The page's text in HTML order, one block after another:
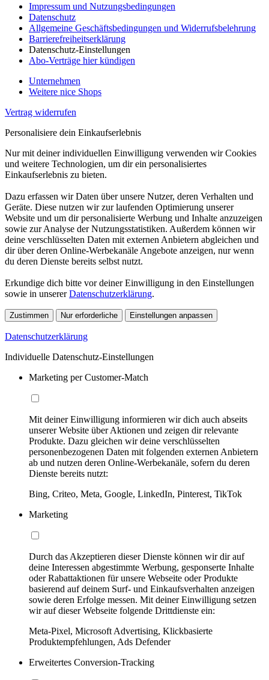
Impressum und Nutzungsbedingungen
Datenschutz
Allgemeine Geschäftsbedingungen und Widerrufsbelehrung
Barrierefreiheitserklärung
Datenschutz-Einstellungen
Abo-Verträge hier kündigen
Unternehmen
Weitere nice Shops
Vertrag widerrufen
Personalisiere dein Einkaufserlebnis
Nur mit deiner individuellen Einwilligung verwenden wir Cookies
und weitere Technologien, um dir ein personalisiertes
Einkaufserlebnis zu bieten.
Dazu erfassen wir Daten über unsere Nutzer, deren Verhalten und
Geräte. Diese nutzen wir zur laufenden Optimierung unserer
Website und um dir personalisierte Werbung und Inhalte anzuzeigen
sowie zur Analyse der Nutzungsstatistiken. Außerdem können wir
deine verschlüsselten Daten mit externen Anbietern abgleichen und
dir über deren Online-Werbekanäle Angebote anzeigen, nur wenn
du deren Dienste bereits selbst nutzt.
Erkundige dich bitte vor deiner Einwilligung in den Einstellungen
sowie in unsererDatenschutzerklärung.
Zustimmen Nur erforderliche Einstellungen anpassen
Datenschutzerklärung
Individuelle Datenschutz-Einstellungen
Marketing per Customer-Match
Mit deiner Einwilligung informieren wir dich auch abseits
unserer Website über Aktionen und zeigen dir relevante
Produkte. Dazu gleichen wir deine verschlüsselten
personenbezogenen Daten mit folgenden externen Anbietern
ab und nutzen deren Online-Werbekanäle, sofern du deren
Dienste bereits nutzt:
Bing, Criteo, Meta, Google, LinkedIn, Pinterest, TikTok
Marketing
Durch das Akzeptieren dieser Dienste können wir dir auf
deine Interessen abgestimmte Werbung, gesponserte Inhalte
oder Rabattaktionen für unsere Webseite oder Produkte
basierend auf deinem Surf- und Einkaufsverhalten anzeigen
sowie deren Erfolge messen. Mit deiner Einwilligung setzen
wir auf dieser Webseite folgende Drittdienste ein:
Meta-Pixel, Microsoft Advertising, Klickbasierte
Produktempfehlungen, Ads Defender
Erweitertes Conversion-Tracking